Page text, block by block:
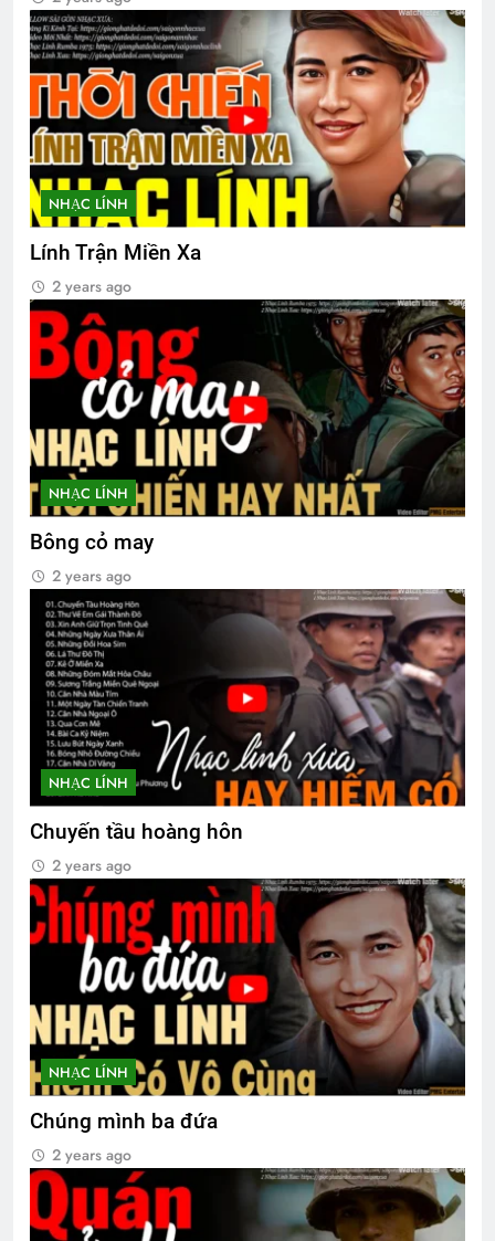
YÊU NGHĨA LÀ YÊU?
3 Years Ago
MỘT NỤ HỒNG (Unknown)
3 Years Ago
Thơ Nhạc … của Đỗ Trọng Đạt K29
KHÁT KHAO MÙA XUÂN VĨNH CỬU
(Rabindranath Tagore)
3 Years Ago
CSVSQ Võ Công Khánh K19
2 Years Ago
TÌNH YÊU BẤT TẬN (Rabindranath
Tagore)
Ly rượu mừng
2 Years Ago
CSVSQ Bùi Quang Mẫn K6
Phóng sự Ấp Bắc 1963
2 Years Ago
English For Today book 6
1 Year Ago
NHẠC LÍNH
Lính Trận Miền Xa
2 years ago
NHẠC LÍNH
Bông cỏ may
2 years ago
NHẠC LÍNH
Chuyến tầu hoàng hôn
2 years ago
NHẠC LÍNH
Chúng mình ba đứa
2 years ago